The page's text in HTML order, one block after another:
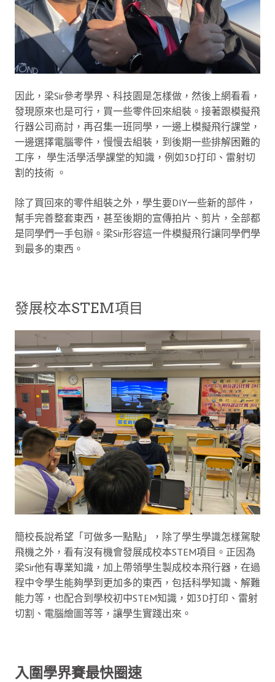
因此，梁Sir參考學界、科技園是怎樣做，然後上網看看，
發現原來也是可行，買一些零件回來組裝。接著跟模擬飛
行器公司商討，再召集一班同學，一邊上模擬飛行課堂，
一邊選擇電腦零件，慢慢去組裝，到後期一些排解困難的
工序， 學生活學活學課堂的知識，例如3D打印、雷射切
割的技術 。
除了買回來的零件組裝之外，學生要DIY一些新的部件，
幫手完善整套東西，甚至後期的宣傳拍片、剪片，全部都
是同學們一手包辦。梁Sir形容這一件模擬飛行讓同學們學
到最多的東西。
發展校本STEM項目
簡校長說希望「可做多一點點」，除了學生學識怎樣駕駛
飛機之外，看有沒有機會發展成校本STEM項目。正因為
梁Sir他有專業知識，加上帶領學生製成校本飛行器，在過
程中令學生能夠學到更加多的東西，包括科學知識、解難
能力等，也配合到學校初中STEM知識，如3D打印、雷射
切割、電腦繪圖等等，讓學生實踐出來。
入圍學界賽最快圈速